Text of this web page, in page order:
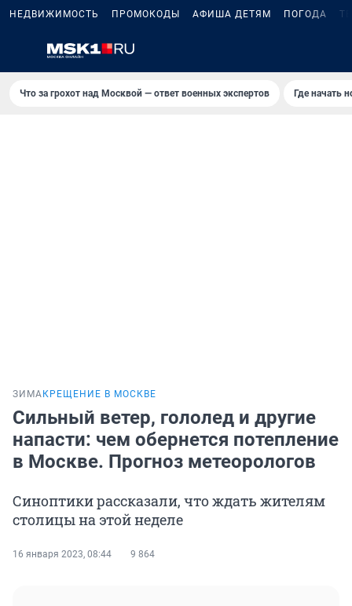
НЕДВИЖИМОСТЬ ПРОМОКОДЫ АФИША ДЕТЯМ ПОГОДА
Что за грохот над Москвой — ответ военных экспертов Где начать
ЗИМА КРЕЩЕНИЕ В МОСКВЕ
Сильный ветер, гололед и другие
напасти: чем обернется потепление
в Москве. Прогноз метеорологов
Синоптики рассказали, что ждать жителям
столицы на этой неделе
16 января 2023, 08:44 9 864